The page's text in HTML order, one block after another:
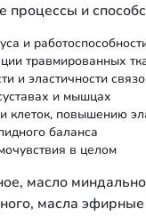
процессы и
и
травмированных
и эластичности
и мышцах
клеток, повышению
баланса
в целом
масло
масла